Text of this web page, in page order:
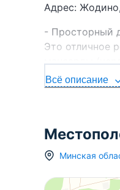
Адрес:
- Просторный
Это отличное
мансарды
хранения
- Отопление на
надежно
Всё описание
Минская